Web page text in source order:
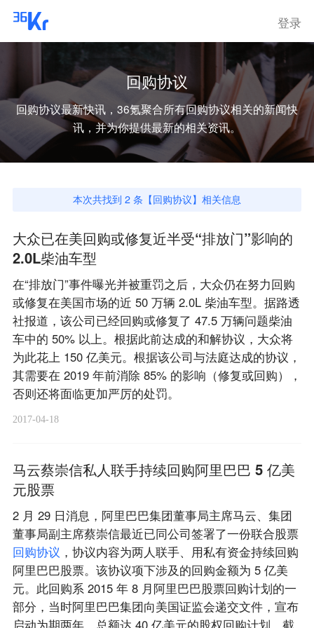
登录
回购协议
回购协议最新快讯，36氪聚合所有回购协议相关的新闻快
讯，并为你提供最新的相关资讯。
本次共找到 2 条【回购协议】相关信息
大众已在美回购或修复近半受“排放门”影响的
2.0L柴油车型
在“排放门”事件曝光并被重罚之后，大众仍在努力回购
或修复在美国市场的近 50 万辆 2.0L 柴油车型。据路透
社报道，该公司已经回购或修复了 47.5 万辆问题柴油
车中的 50% 以上。根据此前达成的和解协议，大众将
为此花上 150 亿美元。根据该公司与法庭达成的协议，
其需要在 2019 年前消除 85% 的影响（修复或回购），
否则还将面临更加严厉的处罚。
2017-04-18
马云蔡崇信私人联手持续回购阿里巴巴 5 亿美
元股票
2 月 29 日消息，阿里巴巴集团董事局主席马云、集团
董事局副主席蔡崇信最近已同公司签署了一份联合股票
回购协议 ，协议内容为两人联手、用私有资金持续回购
阿里巴巴股票。该协议项下涉及的回购金额为 5 亿美
元。此回购系 2015 年 8 月阿里巴巴股票回购计划的一
部分，当时阿里巴巴集团向美国证监会递交文件，宣布
启动为期两年、总额达 40 亿美元的股权回购计划。截